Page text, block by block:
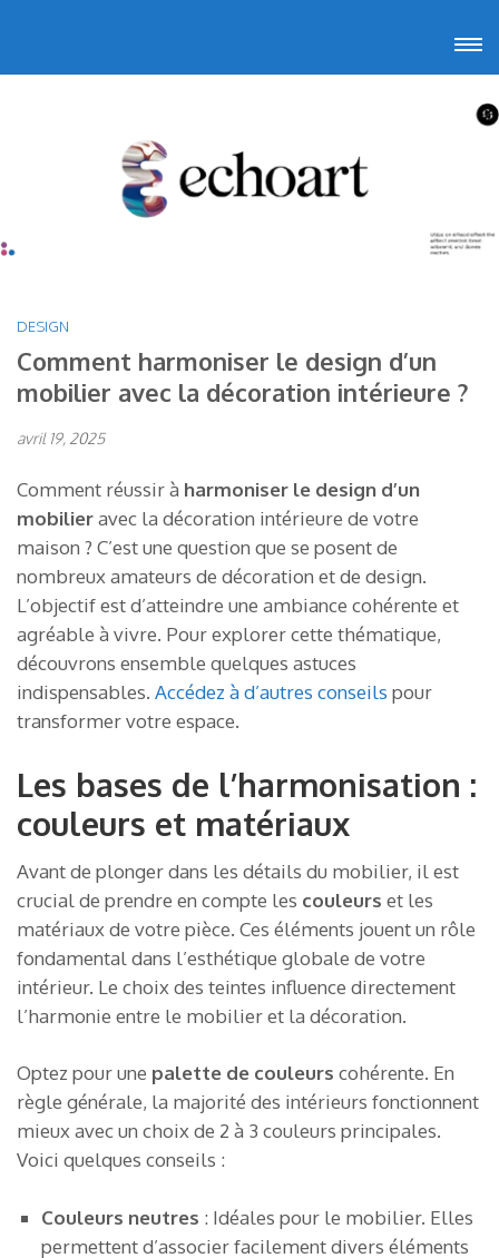
contenu
DESIGN
Comment harmoniser le design d’un
mobilier avec la décoration intérieure ?
avril 19, 2025
Comment réussir à harmoniser le design d’un
mobilieravec la décoration intérieure de votre
maison ? C’est une question que se posent de
nombreux amateurs de décoration et de design.
L’objectif est d’atteindre une ambiance cohérente et
agréable à vivre. Pour explorer cette thématique,
découvrons ensemble quelques astuces
indispensables. Accédez à d’autres conseils pour
transformer votre espace.
Les bases de l’harmonisation :
couleurs et matériaux
Avant de plonger dans les détails du mobilier, il est
crucial de prendre en compte les couleurs et les
matériaux de votre pièce. Ces éléments jouent un rôle
fondamental dans l’esthétique globale de votre
intérieur. Le choix des teintes influence directement
l’harmonie entre le mobilier et la décoration.
Optez pour une palette de couleurs cohérente. En
règle générale, la majorité des intérieurs fonctionnent
mieux avec un choix de 2 à 3 couleurs principales.
Voici quelques conseils :
Couleurs neutres : Idéales pour le mobilier. Elles
permettent d’associer facilement divers éléments